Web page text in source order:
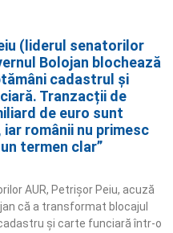
(liderul senatorilor
Bolojan blochează
cadastrul și
Tranzacții de
de euro sunt
românii nu primesc
termen clar”
AUR, Petrișor Peiu, acuză
că a transformat blocajul
și carte funciară într-o